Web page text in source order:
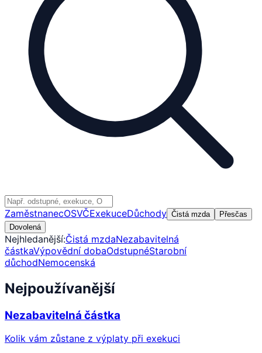
ZaměstnanecOSVČExekuceDůchody Čistá mzda
Přesčas
Dovolená
Nejhledanější:Čistá mzdaNezabavitelná
částkaVýpovědní dobaOdstupnéStarobní
důchodNemocenská
Nejpoužívanější
Nezabavitelná částka
Kolik vám zůstane z výplaty při exekuci